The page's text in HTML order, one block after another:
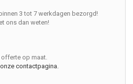
3 tot 7 werkdagen bezorgd!
ons dan weten!
offerte op maat.
contactpagina.